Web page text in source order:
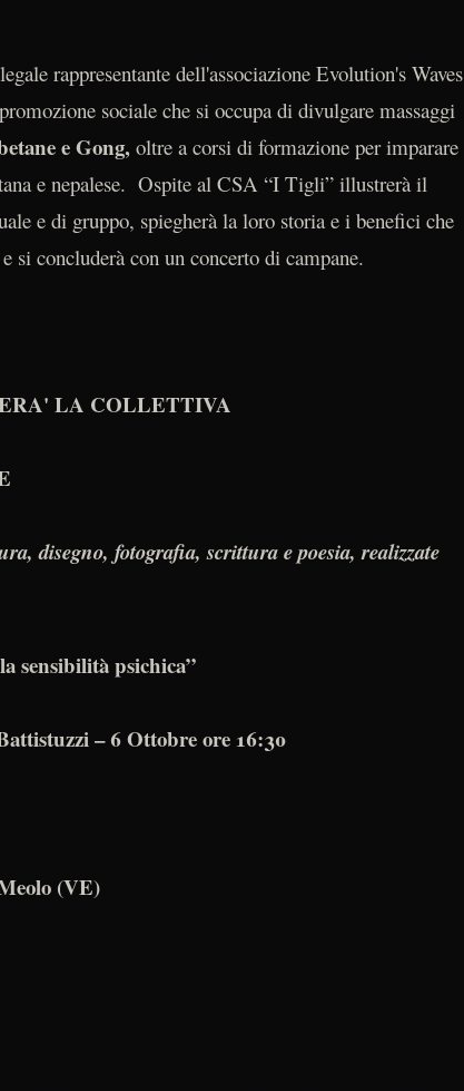
rappresentante dell'associazione Evolution's Waves
sociale che si occupa di divulgare massaggi
e Gong, oltre a corsi di formazione per imparare
e nepalese. Ospite al CSA “I Tigli” illustrerà il
e di gruppo, spiegherà la loro storia e i benefici che
si concluderà con un concerto di campane.
LA COLLETTIVA
disegno, fotografia, scrittura e poesia, realizzate
sensibilitàpsichica”
– 6 Ottobre ore 16:30
(VE)